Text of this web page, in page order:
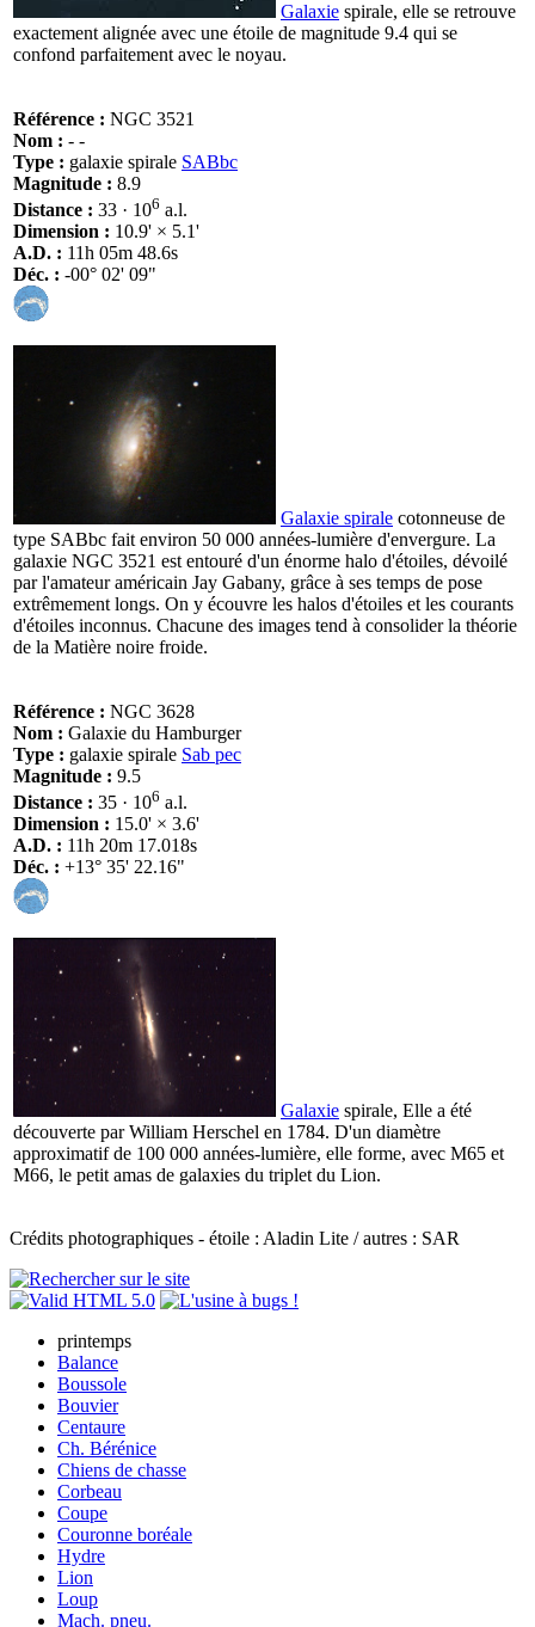
Galaxie spirale, elle se retrouve
exactement alignée avec une étoile de magnitude 9.4 qui se
confond parfaitement avec le noyau.
Référence : NGC 3521
Nom : - -
Type : galaxie spirale SABbc
Magnitude : 8.9
Distance : 33 · 106 a.l.
Dimension : 10.9' × 5.1'
A.D. : 11h 05m 48.6s
Déc. : -00° 02' 09"
Galaxie spirale cotonneuse de
type SABbc fait environ 50 000 années-lumière d'envergure. La
galaxie NGC 3521 est entouré d'un énorme halo d'étoiles, dévoilé
par l'amateur américain Jay Gabany, grâce à ses temps de pose
extrêmement longs. On y écouvre les halos d'étoiles et les courants
d'étoiles inconnus. Chacune des images tend à consolider la théorie
de la Matière noire froide.
Référence : NGC 3628
Nom : Galaxie du Hamburger
Type : galaxie spirale Sab pec
Magnitude : 9.5
Distance : 35 · 106 a.l.
Dimension : 15.0' × 3.6'
A.D. : 11h 20m 17.018s
Déc. : +13° 35' 22.16"
Galaxie spirale, Elle a été
découverte par William Herschel en 1784. D'un diamètre
approximatif de 100 000 années-lumière, elle forme, avec M65 et
M66, le petit amas de galaxies du triplet du Lion.
Crédits photographiques - étoile : Aladin Lite / autres : SAR
printemps
Balance
Boussole
Bouvier
Centaure
Ch. Bérénice
Chiens de chasse
Corbeau
Coupe
Couronne boréale
Hydre
Lion
Loup
Mach. pneu.